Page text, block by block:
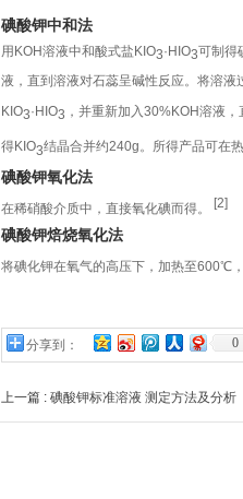
碘酸钾中和法
用KOH溶液中和酸式盐KIO3·HIO3可制得
液，直到溶液对石蕊呈碱性反应。将溶液
KIO3·HIO3 ，并重新加入30%KOH溶液
得KIO3结晶合并约240g。所得产品可在
碘酸钾氧化法
在稀硝酸介质中，直接氧化碘而得。 [2]
碘酸钾焙烧氧化法
将碘化钾在氧气的高压下，加热至600℃
分享到： 0
上一篇 : 碘酸钾标准溶液 测定方法及分析